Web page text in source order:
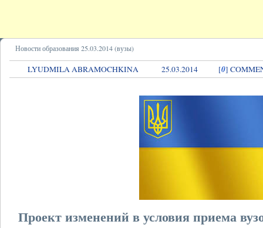
Новости образования 25.03.2014 (вузы)
LYUDMILA ABRAMOCHKINA 25.03.2014 [0]
Проект изменений в условия приема